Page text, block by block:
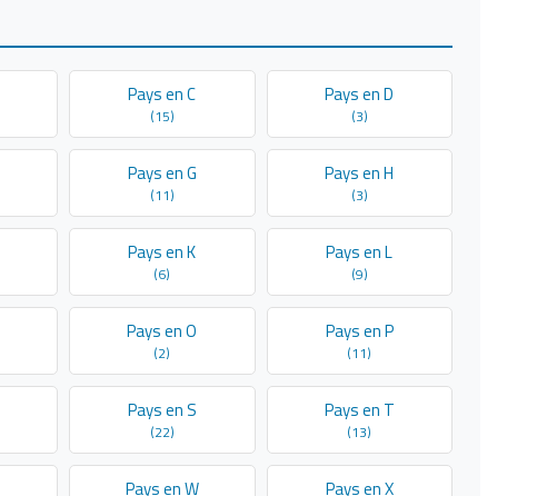
Pays en C
(15)
Pays en D
(3)
Pays en G
(11)
Pays en H
(3)
Pays en K
(6)
Pays en L
(9)
Pays en O
(2)
Pays en P
(11)
Pays en S
(22)
Pays en T
(13)
Pays en W Pays en X